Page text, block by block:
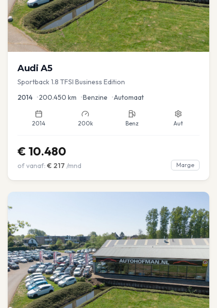
Audi A5
Sportback 1.8 TFSI Business Edition
2014 •200.450 km •Benzine •Automaat
2014 200k Benz Aut
€ 10.480
of vanaf: € 217 /mnd Marge